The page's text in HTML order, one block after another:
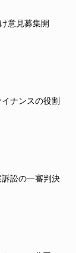
意見募集開
ナンスの役割
訴訟の一審判決